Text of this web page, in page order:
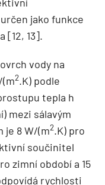
jako funkce
[12, 13].
vody na
2.K) podle
tepla h
mezi sálavým
je 8 W/(m2.K) pro
součinitel
zimní období a 15
rychlosti